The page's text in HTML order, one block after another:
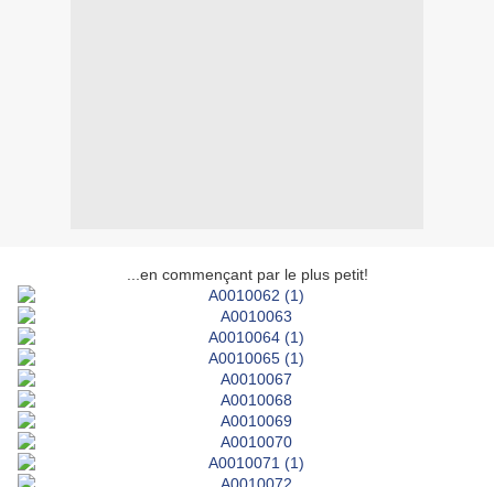
...en commençant par le plus petit!